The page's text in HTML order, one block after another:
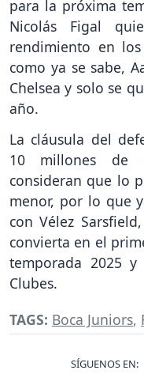
para la próxima
Nicolás Figal
rendimiento en
como ya se sabe,
Chelsea y solo se
año.
La cláusula del
10 millones de
consideran que lo
menor, por lo que
con Vélez
convierta en el
temporada 2025
Clubes.
TAGS: Boca Juniors,
SÍGUENOS EN: